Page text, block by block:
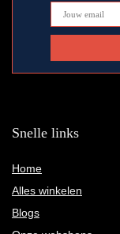
Snelle links
Home
Alles winkelen
Blogs